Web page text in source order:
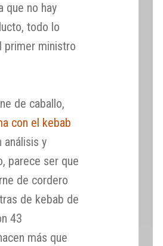
que no hay
todo lo
primer ministro
de caballo,
con el kebab
análisis y
parece ser que
de cordero
de kebab de
43
más que